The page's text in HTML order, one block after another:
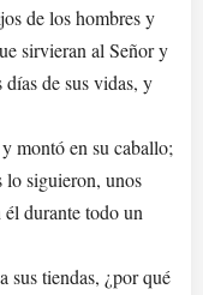
de los hombres y
sirvieran al Señor y
de sus vidas, y
montó en su caballo;
lo siguieron, unos
durante todo un
sus tiendas, ¿por qué